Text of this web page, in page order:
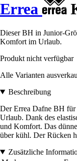
Errea
Dieser BH in Junior-
Komfort im Urlaub.
Produkt nicht verfügbar
Alle Varianten
Beschreibung
Der Errea Dafne BH
Urlaub. Dank des
und Komfort. Das
über kühl. Der Rücken
Zusätzliche